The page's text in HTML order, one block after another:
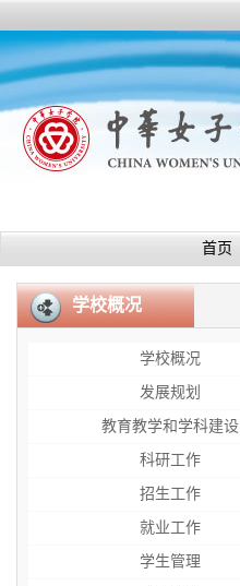
首页
学校概况
学校概况
发展规划
教育教学和学科建设
科研工作
招生工作
就业工作
学生管理